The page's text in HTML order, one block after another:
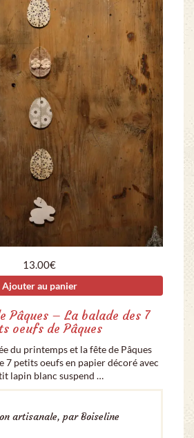
13.00€
Ajouter au panier
Pâques – La balade des 7
oeufs de Pâques
du printemps et la fête de Pâques
7 petits oeufs en papier décoré avec
lapin blanc suspend …
artisanale, par Boiseline